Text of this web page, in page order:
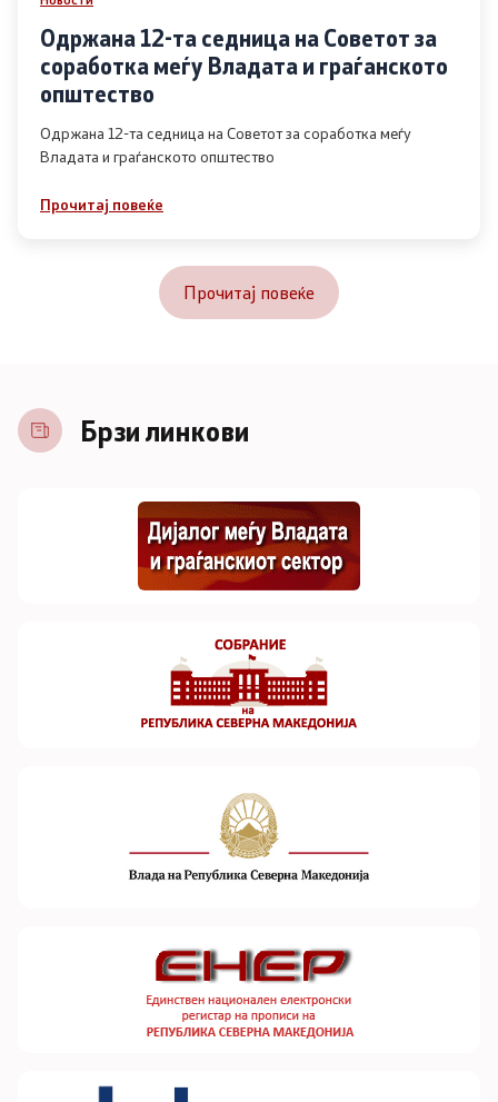
Одржана 12-та седница на Советот за
соработка меѓу Владата и граѓанското
општество
Одржана 12-та седница на Советот за соработка меѓу
Владата и граѓанското општество
Прочитај повеќе
Прочитај повеќе
Брзи линкови